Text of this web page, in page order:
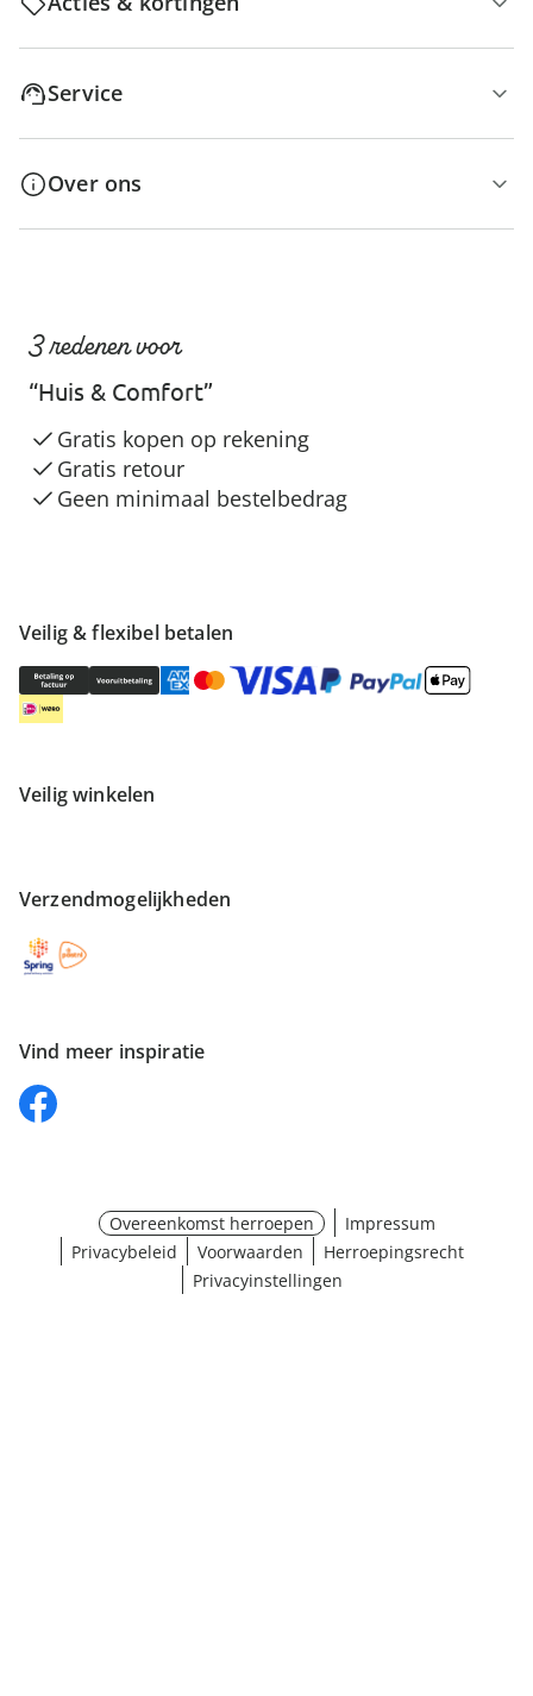
Service
Over ons
Veilig & flexibel betalen
Veilig winkelen
Verzendmogelijkheden
Vind meer inspiratie
3 redenen voor
“Huis & Comfort”
Gratis kopen op rekening
Gratis retour
Geen minimaal bestelbedrag
Overeenkomst herroepen
Impressum
Privacybeleid
Voorwaarden
Herroepingsrecht
Privacyinstellingen